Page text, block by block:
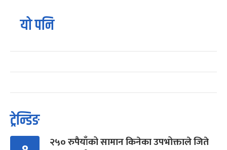
यो पनि
ट्रेन्डिङ
२५० रुपैयाँको सामान किनेका उपभोक्ताले जिते